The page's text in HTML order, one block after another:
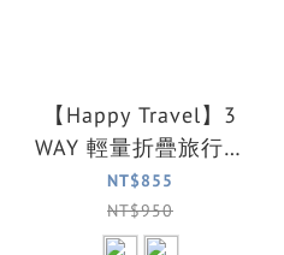
【Happy Travel】3
WAY 輕量折疊旅行袋
(2色可選)
NT$855
NT$950